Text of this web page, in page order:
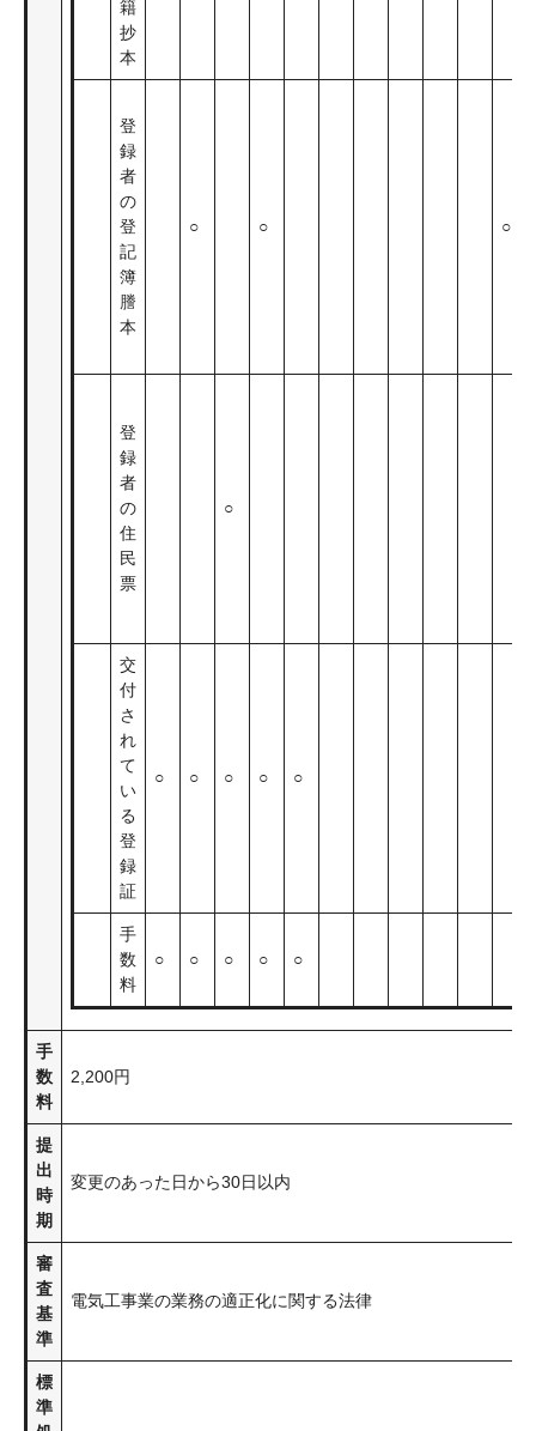
籍
抄
本
登
録
者
の
登
記
簿
謄
本
○ ○ ○
登
録
者
の
住
民
票
○
交
付
さ
れ
て
い
る
登
録
証
○ ○ ○ ○ ○
手
数
料
○ ○ ○ ○ ○
手
数
料
2,200円
提
出
時
期
変更のあった日から30日以内
審
査
基
準
電気工事業の業務の適正化に関する法律
標
準